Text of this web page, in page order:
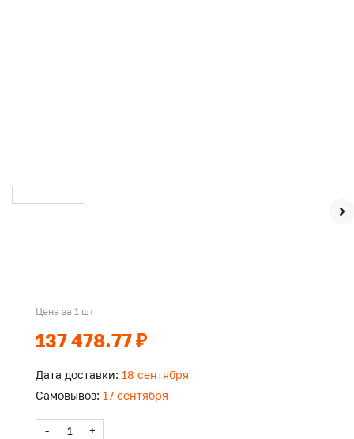
Цена за 1 шт
137 478.77 ₽
Дата доставки: 18 сентября
Самовывоз: 17 сентября
- +